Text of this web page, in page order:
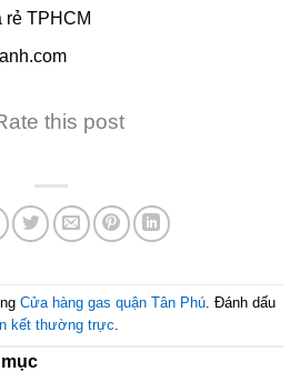
rẻ TPHCM
this post
Cửa hàng gas quận Tân Phú. Đánh dấu
kết thường trực.